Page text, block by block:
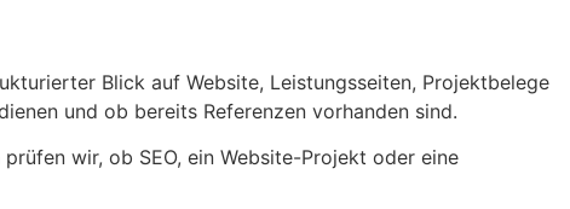
Blick auf Website, Leistungsseiten, Projektbelege
und ob bereits Referenzen vorhanden sind.
prüfen wir, ob SEO, ein Website-Projekt oder eine